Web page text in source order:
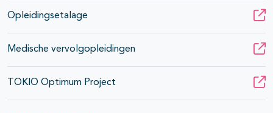
Opleidingsetalage
Medische vervolgopleidingen
TOKIO Optimum Project